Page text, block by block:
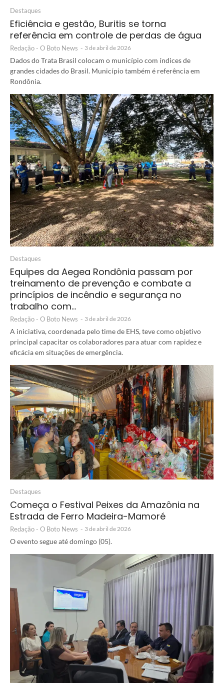
Destaques
Eficiência e gestão, Buritis se torna
referência em controle de perdas de água
Redação - O Boto News - 3 de abril de 2026
Dados do Trata Brasil colocam o município com índices de
grandes cidades do Brasil. Município também é referência em
Rondônia.
Destaques
Equipes da Aegea Rondônia passam por
treinamento de prevenção e combate a
princípios de incêndio e segurança no
trabalho com…
Redação - O Boto News - 3 de abril de 2026
A iniciativa, coordenada pelo time de EHS, teve como objetivo
principal capacitar os colaboradores para atuar com rapidez e
eficácia em situações de emergência.
Destaques
Começa o Festival Peixes da Amazônia na
Estrada de Ferro Madeira-Mamoré
Redação - O Boto News - 3 de abril de 2026
O evento segue até domingo (05).